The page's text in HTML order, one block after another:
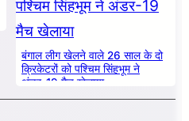
बंगाल लीग खेलने वाले 26 साल के दो
क्रिकेटरों को पश्चिम सिंहभूम ने
अंडर-19 मैच खेलाया